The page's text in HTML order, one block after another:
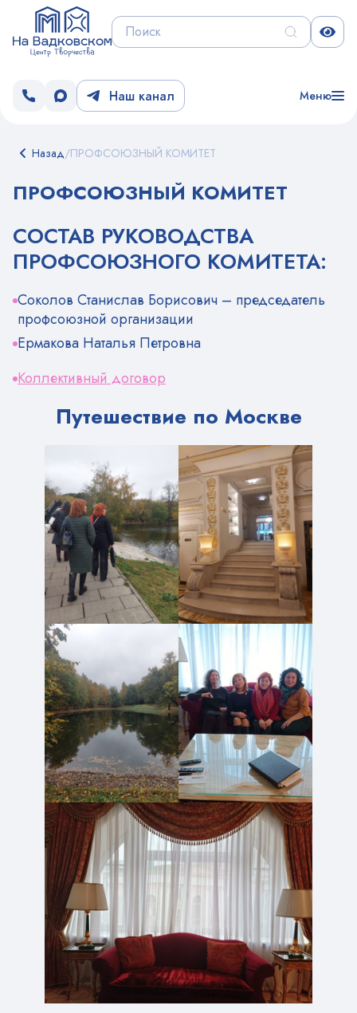
Наш канал Меню
Назад/ПРОФСОЮЗНЫЙ КОМИТЕТ
ПРОФСОЮЗНЫЙ КОМИТЕТ
СОСТАВ РУКОВОДСТВА
ПРОФСОЮЗНОГО КОМИТЕТА:
Соколов Станислав Борисович – председатель
профсоюзной организации
Ермакова Наталья Петровна
Коллективный договор
Путешествие по Москве